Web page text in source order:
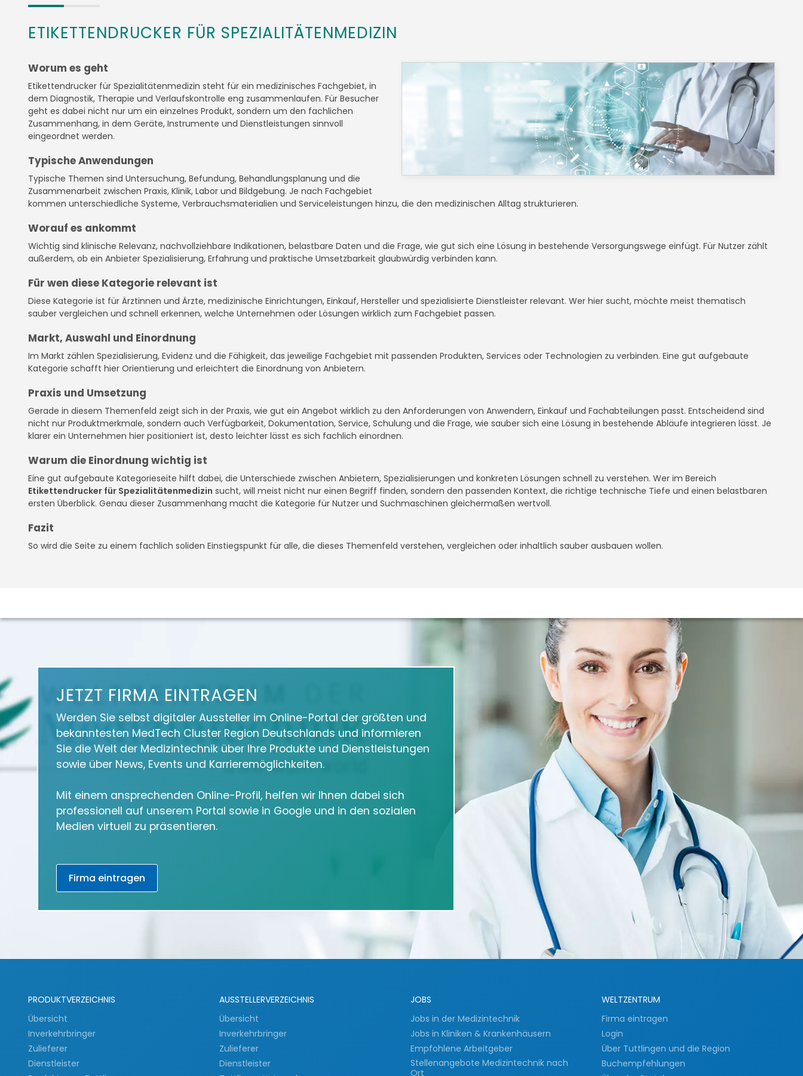
ETIKETTENDRUCKER FÜR SPEZIALITÄTENMEDIZIN
Worum es geht
Etikettendrucker für Spezialitätenmedizin steht für ein medizinisches Fachgebiet, in
dem Diagnostik, Therapie und Verlaufskontrolle eng zusammenlaufen. Für Besucher
geht es dabei nicht nur um ein einzelnes Produkt, sondern um den fachlichen
Zusammenhang, in dem Geräte, Instrumente und Dienstleistungen sinnvoll
eingeordnet werden.
Typische Anwendungen
Typische Themen sind Untersuchung, Befundung, Behandlungsplanung und die
Zusammenarbeit zwischen Praxis, Klinik, Labor und Bildgebung. Je nach Fachgebiet
kommen unterschiedliche Systeme, Verbrauchsmaterialien und Serviceleistungen hinzu, die den medizinischen Alltag strukturieren.
Worauf es ankommt
Wichtig sind klinische Relevanz, nachvollziehbare Indikationen, belastbare Daten und die Frage, wie gut sich eine Lösung in bestehende Versorgungswege einfügt. Für Nutzer zählt
außerdem, ob ein Anbieter Spezialisierung, Erfahrung und praktische Umsetzbarkeit glaubwürdig verbinden kann.
Für wen diese Kategorie relevant ist
Diese Kategorie ist für Ärztinnen und Ärzte, medizinische Einrichtungen, Einkauf, Hersteller und spezialisierte Dienstleister relevant. Wer hier sucht, möchte meist thematisch
sauber vergleichen und schnell erkennen, welche Unternehmen oder Lösungen wirklich zum Fachgebiet passen.
Markt, Auswahl und Einordnung
Im Markt zählen Spezialisierung, Evidenz und die Fähigkeit, das jeweilige Fachgebiet mit passenden Produkten, Services oder Technologien zu verbinden. Eine gut aufgebaute
Kategorie schafft hier Orientierung und erleichtert die Einordnung von Anbietern.
Praxis und Umsetzung
Gerade in diesem Themenfeld zeigt sich in der Praxis, wie gut ein Angebot wirklich zu den Anforderungen von Anwendern, Einkauf und Fachabteilungen passt. Entscheidend sind
nicht nur Produktmerkmale, sondern auch Verfügbarkeit, Dokumentation, Service, Schulung und die Frage, wie sauber sich eine Lösung in bestehende Abläufe integrieren lässt. Je
klarer ein Unternehmen hier positioniert ist, desto leichter lässt es sich fachlich einordnen.
Warum die Einordnung wichtig ist
Eine gut aufgebaute Kategorieseite hilft dabei, die Unterschiede zwischen Anbietern, Spezialisierungen und konkreten Lösungen schnell zu verstehen. Wer im Bereich
Etikettendrucker für Spezialitätenmedizin sucht, will meist nicht nur einen Begriff finden, sondern den passenden Kontext, die richtige technische Tiefe und einen belastbaren
ersten Überblick. Genau dieser Zusammenhang macht die Kategorie für Nutzer und Suchmaschinen gleichermaßen wertvoll.
Fazit
So wird die Seite zu einem fachlich soliden Einstiegspunkt für alle, die dieses Themenfeld verstehen, vergleichen oder inhaltlich sauber ausbauen wollen.
JETZT FIRMA EINTRAGEN
Werden Sie selbst digitaler Aussteller im Online-Portal der größten und
bekanntesten MedTech Cluster Region Deutschlands und informieren
Sie die Welt der Medizintechnik über Ihre Produkte und Dienstleistungen
sowie über News, Events und Karrieremöglichkeiten.
Mit einem ansprechenden Online-Profil, helfen wir Ihnen dabei sich
professionell auf unserem Portal sowie in Google und in den sozialen
Medien virtuell zu präsentieren.
Firma eintragen
PRODUKTVERZEICHNIS
Übersicht
Inverkehrbringer
Zulieferer
Dienstleister
AUSSTELLERVERZEICHNIS
Übersicht
Inverkehrbringer
Zulieferer
Dienstleister
JOBS
Jobs in der Medizintechnik
Jobs in Kliniken & Krankenhäusern
Empfohlene Arbeitgeber
Stellenangebote Medizintechnik nach
Ort
WELTZENTRUM
Firma eintragen
Login
Über Tuttlingen und die Region
Buchempfehlungen